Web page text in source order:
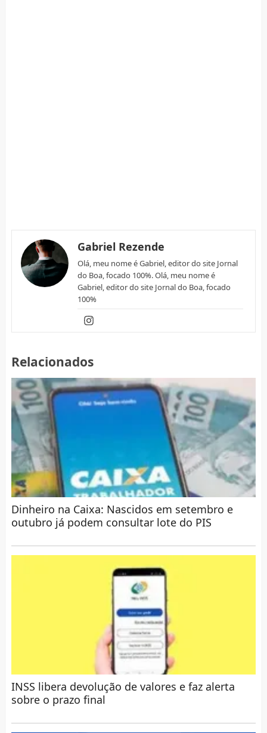
Gabriel Rezende
Olá, meu nome é Gabriel, editor do site Jornal
do Boa, focado 100%. Olá, meu nome é
Gabriel, editor do site Jornal do Boa, focado
100%
Relacionados
Dinheiro na Caixa: Nascidos em setembro e
outubro já podem consultar lote do PIS
INSS libera devolução de valores e faz alerta
sobre o prazo final